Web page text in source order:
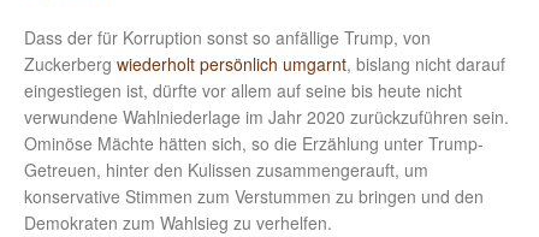
Dass der für Korruption sonst so anfällige Trump, von
Zuckerberg wiederholt persönlich umgarnt, bislang nicht darauf
eingestiegen ist, dürfte vor allem auf seine bis heute nicht
verwundene Wahlniederlage im Jahr 2020 zurückzuführen sein.
Ominöse Mächte hätten sich, so die Erzählung unter Trump-
Getreuen, hinter den Kulissen zusammengerauft, um
konservative Stimmen zum Verstummen zu bringen und den
Demokraten zum Wahlsieg zu verhelfen.